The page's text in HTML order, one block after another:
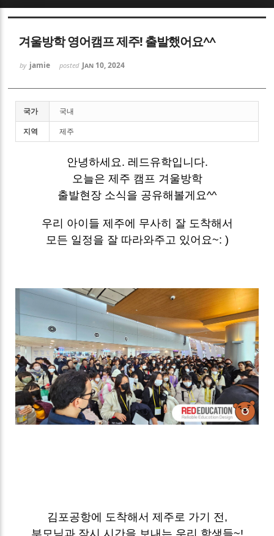
겨울방학 영어캠프 제주! 출발했어요^^
by jamie posted Jan 10, 2024
국가
국내
지역
제주
안녕하세요. 레드유학입니다.
오늘은 제주 캠프 겨울방학
출발현장 소식을 공유해볼게요^^
우리 아이들 제주에 무사히 잘 도착해서
모든 일정을 잘 따라와주고 있어요~: )
김포공항에 도착해서 제주로 가기 전,
Sketchbook5, 스케치북5
Sketchbook5, 스케치북5